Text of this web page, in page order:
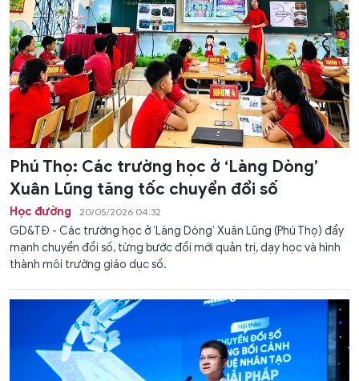
Phú Thọ: Các trường học ở ‘Làng Dòng’
Xuân Lũng tăng tốc chuyển đổi số
Học đường 20/05/2026 04:32
GD&TĐ - Các trường học ở ‘Làng Dòng’ Xuân Lũng (Phú Thọ) đẩy
mạnh chuyển đổi số, từng bước đổi mới quản trị, dạy học và hình
thành môi trường giáo dục số.